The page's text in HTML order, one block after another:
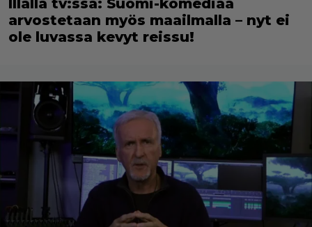
Illalla tv:ssä: Suomi-komediaa
arvostetaan myös maailmalla – nyt ei
ole luvassa kevyt reissu!